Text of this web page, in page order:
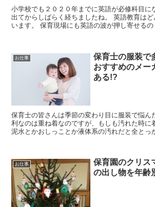
小学校でも２０２０年までに英語が必修科目に
出てからしばらく経ちましたね。 英語教育はどんどん低年齢化して
います。 保育現場にも英語の波が押し寄せるのも時間の問題でしょ
お仕事
保育士の服装で
おすすめのメー
ある!?
保育士の皆さんは季節の変わり目に服装で悩ん
利なのは重ね着なのですが、もしも汚れた時に
泥水とかおしっことか液体系の汚れだと全とっ
お仕事
保育園のクリス
の出し物を年齢